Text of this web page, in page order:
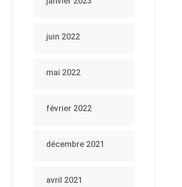
juin 2022
mai 2022
février 2022
décembre 2021
avril 2021